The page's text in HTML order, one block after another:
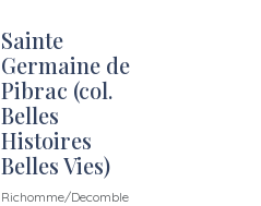
Sainte
Germaine de
Pibrac (col.
Belles
Histoires
Belles Vies)
Richomme/Decomble